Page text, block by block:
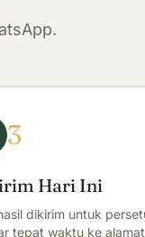
3
Hari Ini
dikirim untuk
tepat waktu ke